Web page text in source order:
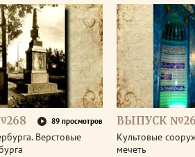
89 просмотров
Верстовые
ВЫПУСК
Культовые
мечеть